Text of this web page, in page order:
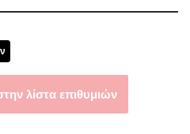
λίστα επιθυμιών